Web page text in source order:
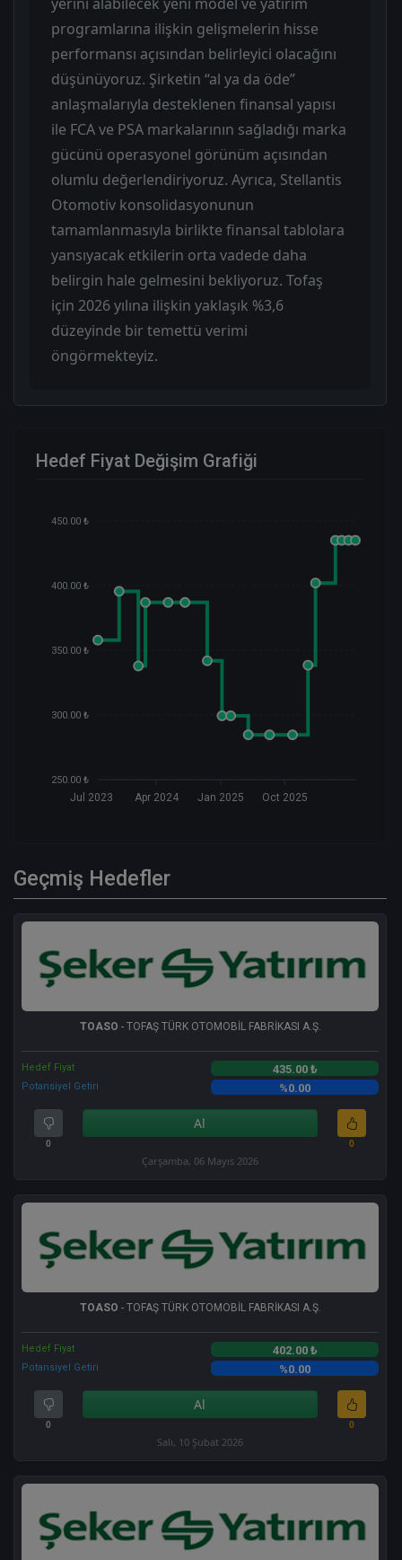
programlarına ilişkin gelişmelerin hisse
performansı açısından belirleyici olacağını
düşünüyoruz. Şirketin “al ya da öde”
anlaşmalarıyla desteklenen finansal yapısı
ile FCA ve PSA markalarının sağladığı marka
gücünü operasyonel görünüm açısından
olumlu değerlendiriyoruz. Ayrıca, Stellantis
Otomotiv konsolidasyonunun
tamamlanmasıyla birlikte finansal tablolara
yansıyacak etkilerin orta vadede daha
belirgin hale gelmesini bekliyoruz. Tofaş
için 2026 yılına ilişkin yaklaşık %3,6
düzeyinde bir temettü verimi
öngörmekteyiz.
Hedef Fiyat Değişim Grafiği
450.00 ₺
400.00 ₺
350.00 ₺
300.00 ₺
250.00 ₺
Jul 2023 Apr 2024 Jan 2025 Oct 2025
Geçmiş Hedefler
TOASO - TOFAŞ TÜRK OTOMOBİL FABRİKASI A.Ş.
Hedef Fiyat 435.00 ₺
Potansiyel Getiri %0.00
0
Al
0
Çarşamba, 06 Mayıs 2026
TOASO - TOFAŞ TÜRK OTOMOBİL FABRİKASI A.Ş.
Hedef Fiyat 402.00 ₺
Potansiyel Getiri %0.00
0
Al
0
Salı, 10 Şubat 2026